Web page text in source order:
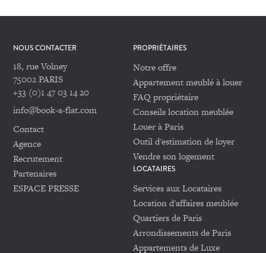
NOUS CONTACTER
18, rue Volney
75002 PARIS
+33 (0)1 47 03 14 20
info@book-a-flat.com
Contact
Agence
Recrutement
Partenaires
ESPACE PRESSE
PROPRIÉTAIRES
Notre offre
Appartement meublé à louer
FAQ propriétaire
Conseils location meublée
Louer à Paris
Outil d'estimation de loyer
Vendre son logement
LOCATAIRES
Services aux Locataires
Location d'affaires meublée
Quartiers de Paris
Arrondissements de Paris
Appartements de Luxe